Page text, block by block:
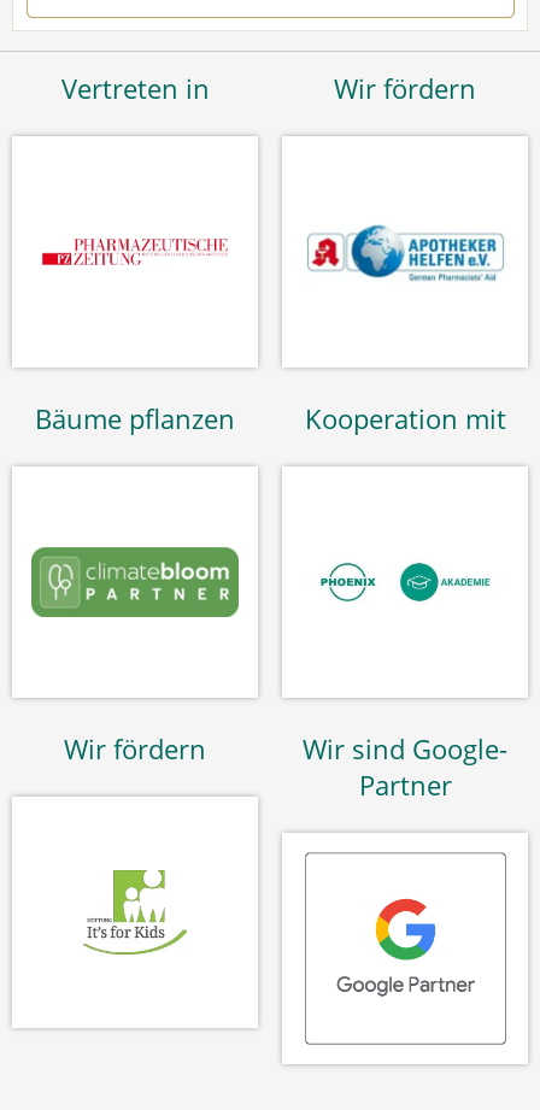
Vertreten in Wir fördern
Bäume pflanzen Kooperation mit
Wir fördern
Wir sind Google-
Partner